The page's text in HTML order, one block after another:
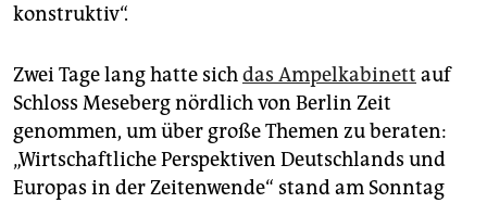
konstruktiv“.
Zwei Tage lang hatte sichdas Ampelkabinett auf
Schloss Meseberg nördlich von Berlin Zeit
genommen, um über große Themen zu beraten:
„Wirtschaftliche Perspektiven Deutschlands und
Europas in der Zeitenwende“ stand am Sonntag